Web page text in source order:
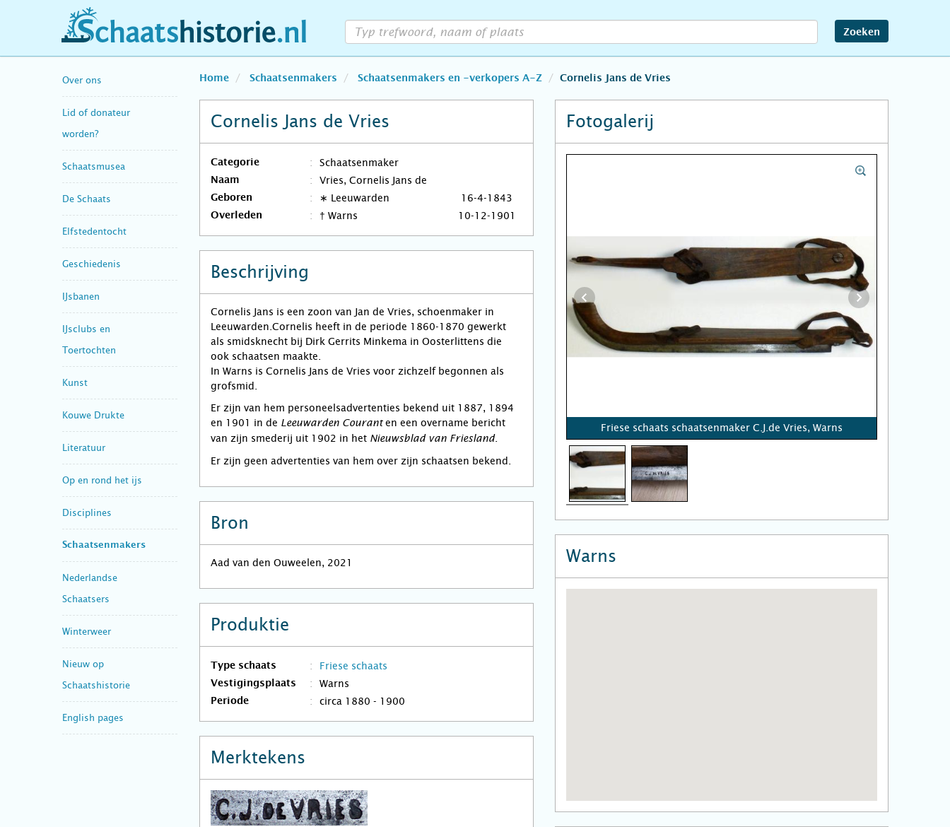
schaatshistorie.nl Zoeken
Over ons
Lid of donateur
worden?
Schaatsmusea
De Schaats
Elfstedentocht
Geschiedenis
IJsbanen
IJsclubs en
Toertochten
Kunst
Kouwe Drukte
Literatuur
Op en rond het ijs
Disciplines
Schaatsenmakers
Nederlandse
Schaatsers
Winterweer
Nieuw op
Schaatshistorie
English pages
Home Schaatsenmakers Schaatsenmakers en -verkopers A-Z Cornelis Jans de Vries
Cornelis Jans de Vries
Categorie Schaatsenmaker
Naam Vries, Cornelis Jans de
Geboren ∗ Leeuwarden 16-4-1843
Overleden † Warns 10-12-1901
Beschrijving
Cornelis Jans is een zoon van Jan de Vries, schoenmaker in
Leeuwarden.Cornelis heeft in de periode 1860-1870 gewerkt
als smidsknecht bij Dirk Gerrits Minkema in Oosterlittens die
ook schaatsen maakte.
In Warns is Cornelis Jans de Vries voor zichzelf begonnen als
grofsmid.
Er zijn van hem personeelsadvertenties bekend uit 1887, 1894
en 1901 in de Leeuwarden Couranten een overname bericht
van zijn smederij uit 1902 in het Nieuwsblad van Friesland.
Er zijn geen advertenties van hem over zijn schaatsen bekend.
Bron
Aad van den Ouweelen, 2021
Produktie
Type schaats Friese schaats
Vestigingsplaats Warns
Periode circa 1880 - 1900
Merktekens
Fotogalerij
Friese schaats schaatsenmaker C.J.de Vries, Warns
Warns